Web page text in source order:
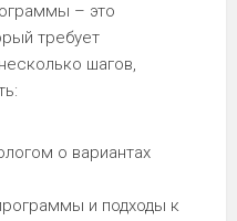
– это
требует
шагов,
о вариантах
и подходы к